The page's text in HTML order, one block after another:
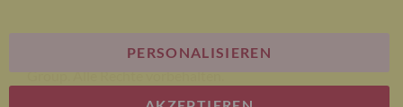
© Bariatric Advantage® ist eine Marke der Metagenics
Group. Alle Rechte vorbehalten.
PERSONALISIEREN